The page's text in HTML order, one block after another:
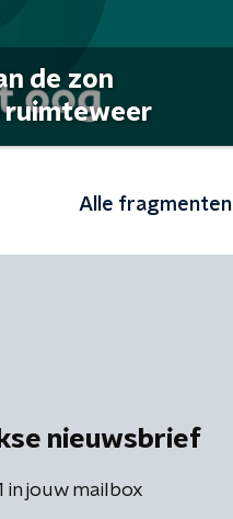
de zon
ruimteweer
Alle fragmenten
nieuwsbrief
in jouw mailbox